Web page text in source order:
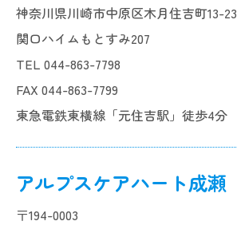
神奈川県川崎市中原区木月住吉町13-23
関口ハイムもとすみ207
TEL 044-863-7798
FAX 044-863-7799
東急電鉄東横線「元住吉駅」徒歩4分
アルプスケアハート成瀬
〒194-0003